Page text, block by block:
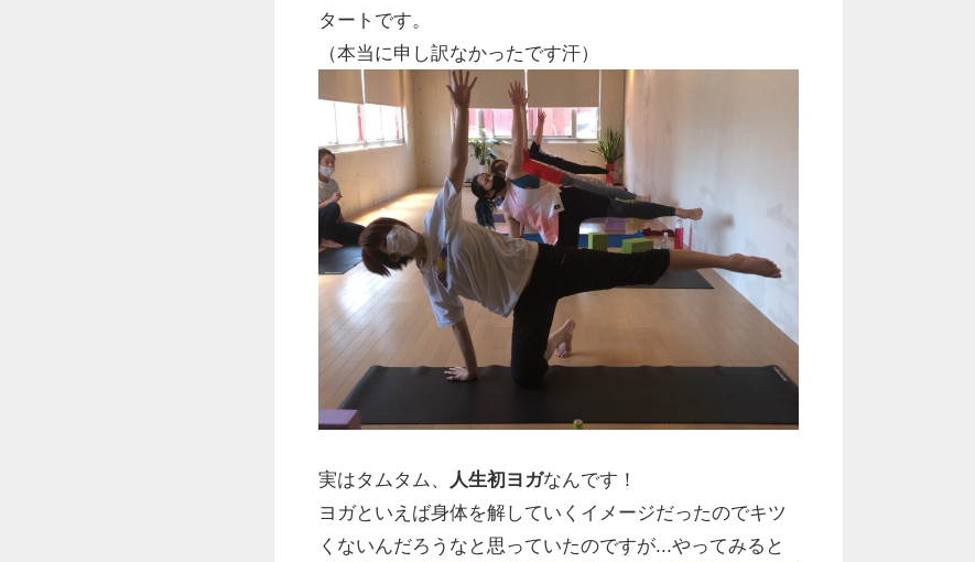
タートです。
（本当に申し訳なかったです汗）
実はタムタム、 人生初ヨガなんです！
ヨガといえば身体を解していくイメージだったのでキツ
くないんだろうなと思っていたのですが...やってみると